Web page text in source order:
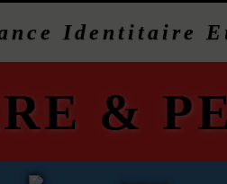
Identitaire
&